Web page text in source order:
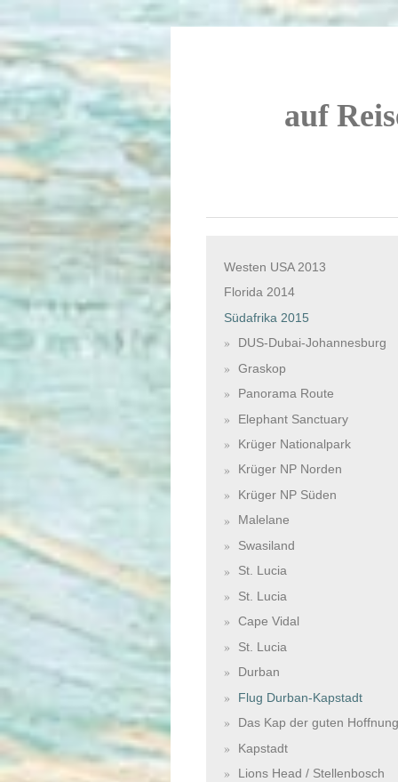
auf
Westen USA 2013
Florida 2014
Südafrika 2015
DUS-Dubai-Johannesburg
Graskop
Panorama Route
Elephant Sanctuary
Krüger Nationalpark
Krüger NP Norden
Krüger NP Süden
Malelane
Swasiland
St. Lucia
St. Lucia
Cape Vidal
St. Lucia
Durban
Flug Durban-Kapstadt
Das Kap der guten Hoffnung
Kapstadt
Lions Head / Stellenbosch